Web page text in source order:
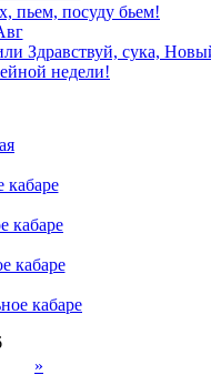
пьем, посуду бьем!
Здравствуй, сука,
недели!
кабаре
кабаре
кабаре
кабаре
»